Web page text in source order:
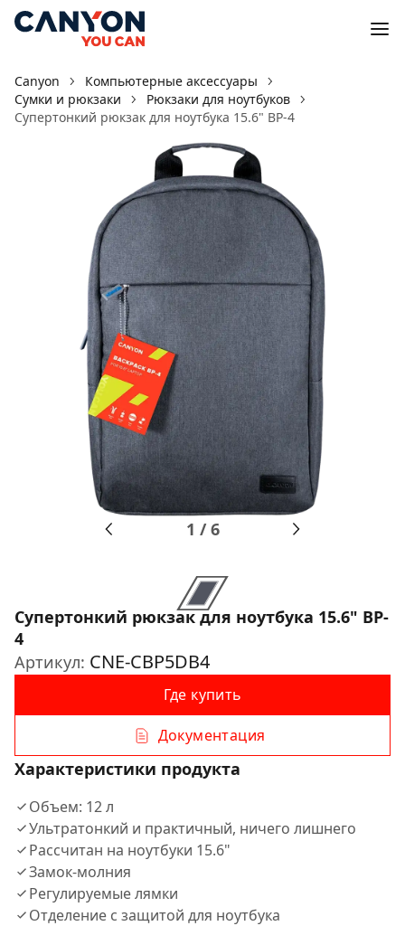
Canyon
Компьютерные аксессуары
Сумки и рюкзаки
Рюкзаки для ноутбуков
Супертонкий рюкзак для ноутбука 15.6" BP-4
1 /6
Супертонкий рюкзак для ноутбука 15.6" BP-
4
Артикул: CNE-CBP5DB4
Где купить
Документация
Характеристики продукта
Объем: 12 л
Ультратонкий и практичный, ничего лишнего
Рассчитан на ноутбуки 15.6"
Замок-молния
Регулируемые лямки
Отделение с защитой для ноутбука